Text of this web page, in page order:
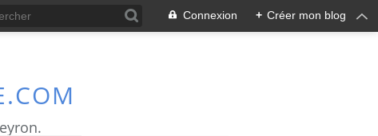
Connexion + Créer mon blog